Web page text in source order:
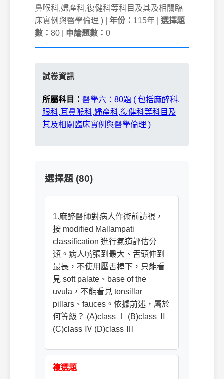
鼻喉科,婦產科,復健科等科目及其及相關臨
床實例與醫學倫理 ) | 年份： 115年 | 選擇題
數： 80 | 申論題數： 0
試卷資訊
所屬科目： 醫學六：80題 ( 包括麻醉科,
眼科,耳鼻喉科,婦產科,復健科等科目及
其及相關臨床實例與醫學倫理 )
選擇題 (80)
1.麻醉醫師對病人作術前訪視，
按 modified Mallampati
classification 進行氣道評估分
類。病人嘴張到最大、舌頭伸到
最長，不使用壓舌棒下，只能看
見 soft palate、base of the
uvula，不能看見 tonsillar
pillars、fauces。依據前述，屬於
何等級？ (A)class Ⅰ (B)class Ⅱ
(C)class Ⅳ (D)class Ⅲ
複選題